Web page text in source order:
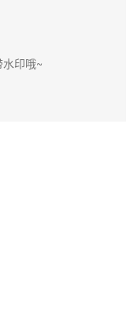
印哦~